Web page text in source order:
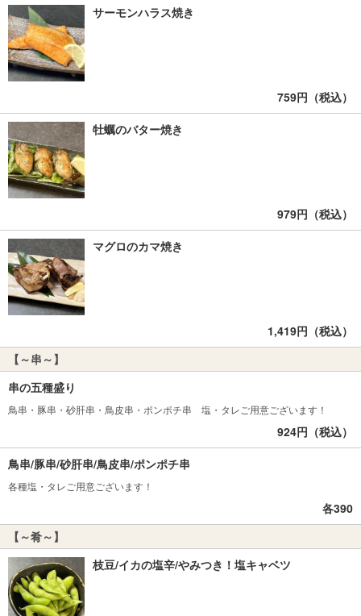
サーモンハラス焼き
759円（税込）
牡蠣のバター焼き
979円（税込）
マグロのカマ焼き
1,419円（税込）
【～串～】
串の五種盛り
鳥串・豚串・砂肝串・鳥皮串・ポンポチ串 塩・タレご用意ございます！
924円（税込）
鳥串/豚串/砂肝串/鳥皮串/ポンポチ串
各種塩・タレご用意ございます！
各390
【～肴～】
枝豆/イカの塩辛/やみつき！塩キャベツ